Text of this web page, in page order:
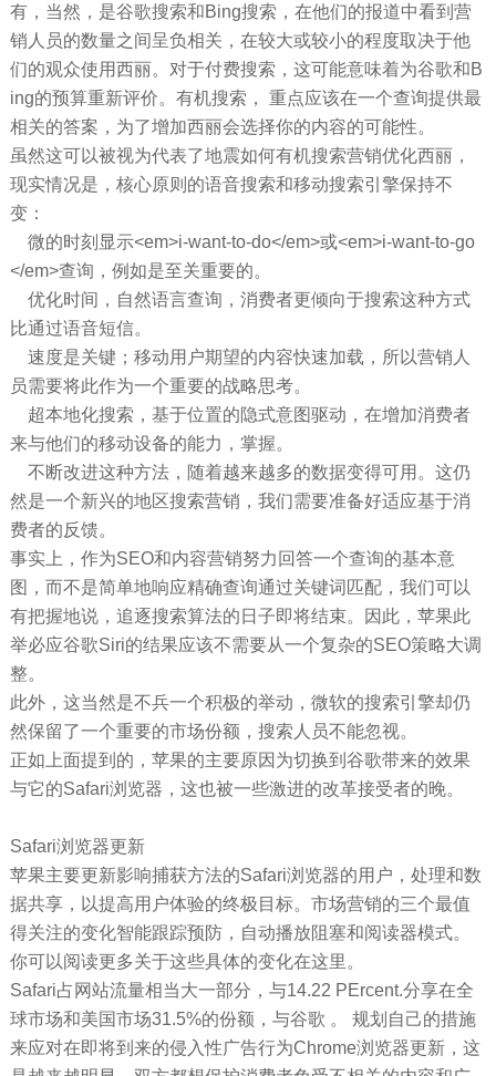
有，当然，是谷歌搜索和Bing搜索，在他们的报道中看到营
销人员的数量之间呈负相关，在较大或较小的程度取决于他
们的观众使用西丽。对于付费搜索，这可能意味着为谷歌和B
ing的预算重新评价。有机搜索， 重点应该在一个查询提供最
相关的答案，为了增加西丽会选择你的内容的可能性。
虽然这可以被视为代表了地震如何有机搜索营销优化西丽，
现实情况是，核心原则的语音搜索和移动搜索引擎保持不
变：
微的时刻显示<em>i-want-to-do</em>或<em>i-want-to-go
</em>查询，例如是至关重要的。
优化时间，自然语言查询，消费者更倾向于搜索这种方式
比通过语音短信。
速度是关键；移动用户期望的内容快速加载，所以营销人
员需要将此作为一个重要的战略思考。
超本地化搜索，基于位置的隐式意图驱动，在增加消费者
来与他们的移动设备的能力，掌握。
不断改进这种方法，随着越来越多的数据变得可用。这仍
然是一个新兴的地区搜索营销，我们需要准备好适应基于消
费者的反馈。
事实上，作为SEO和内容营销努力回答一个查询的基本意
图，而不是简单地响应精确查询通过关键词匹配，我们可以
有把握地说，追逐搜索算法的日子即将结束。因此，苹果此
举必应谷歌Siri的结果应该不需要从一个复杂的SEO策略大调
整。
此外，这当然是不兵一个积极的举动，微软的搜索引擎却仍
然保留了一个重要的市场份额，搜索人员不能忽视。
正如上面提到的，苹果的主要原因为切换到谷歌带来的效果
与它的Safari浏览器，这也被一些激进的改革接受者的晚。
Safari浏览器更新
苹果主要更新影响捕获方法的Safari浏览器的用户，处理和数
据共享，以提高用户体验的终极目标。市场营销的三个最值
得关注的变化智能跟踪预防，自动播放阻塞和阅读器模式。
你可以阅读更多关于这些具体的变化在这里。
Safari占网站流量相当大一部分，与14.22 PErcent.分享在全
球市场和美国市场31.5%的份额，与谷歌 。 规划自己的措施
来应对在即将到来的侵入性广告行为Chrome浏览器更新，这